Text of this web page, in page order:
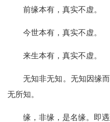
前缘本有，真实不虚。
今世本有，真实不虚。
来生本有，真实不虚。
无知非无知。无知因缘而
无所知。
缘，非缘，是名缘。即遇